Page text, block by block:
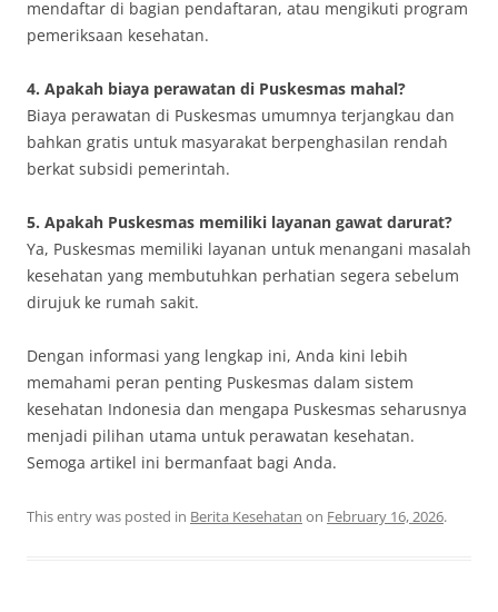
mendaftar di bagian pendaftaran, atau mengikuti program
pemeriksaan kesehatan.
4. Apakah biaya perawatan di Puskesmas mahal?
Biaya perawatan di Puskesmas umumnya terjangkau dan
bahkan gratis untuk masyarakat berpenghasilan rendah
berkat subsidi pemerintah.
5. Apakah Puskesmas memiliki layanan gawat darurat?
Ya, Puskesmas memiliki layanan untuk menangani masalah
kesehatan yang membutuhkan perhatian segera sebelum
dirujuk ke rumah sakit.
Dengan informasi yang lengkap ini, Anda kini lebih
memahami peran penting Puskesmas dalam sistem
kesehatan Indonesia dan mengapa Puskesmas seharusnya
menjadi pilihan utama untuk perawatan kesehatan.
Semoga artikel ini bermanfaat bagi Anda.
This entry was posted in Berita Kesehatan on February 16, 2026.